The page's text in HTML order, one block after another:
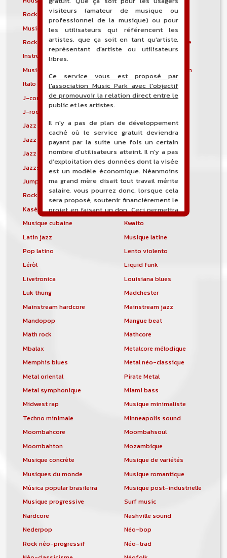
Rock indépendant
Indietronica
Musique industrielle
Metal industriel
Rock industriel
Musique instrumentale
Instrumental
Musique irlandaise
Rock progressif italien
Italo Disco
Italo house
J-core
J-pop
J-rock
Jazz blues
Jazz modal
Jazz Nouvelle-Orléans
Jazz punk
Jazz vocal
Jazz-funk
Jazzstep
Jersey club
Jump blues
Jump-up
Rock canadien
Kansas City blues
Kasékò
Kizomba
Musique cubaine
Kwaito
Latin jazz
Musique latine
Pop latino
Lento violento
Léròl
Liquid funk
Livetronica
Louisiana blues
Luk thung
Madchester
Mainstream hardcore
Mainstream jazz
Mandopop
Mangue beat
Math rock
Mathcore
Mbalax
Metalcore mélodique
Memphis blues
Metal néo-classique
Metal oriental
Pirate Metal
Metal symphonique
Miami bass
Midwest rap
Musique minimaliste
Techno minimale
Minneapolis sound
Moombahcore
Moombahsoul
Moombahton
Mozambique
Musique concrète
Musique de variétés
Musiques du monde
Musique romantique
Música popular brasileira
Musique post-industrielle
Musique progressive
Surf music
Nardcore
Nashville sound
Nederpop
Néo-bop
Rock néo-progressif
Néo-trad
visiteurs (amateur de musique ou
professionnel de la musique) ou pour
les utilisateurs qui référencent les
artistes, que ça soit en tant qu'artiste,
représentant d'artiste ou utilisateurs
libres.
Ce service vous est proposé par
l'association Music Park avec l'objectif
de promouvoir la relation direct entre le
public et les artistes.
Il n'y a pas de plan de développement
caché où le service gratuit deviendra
payant par la suite une fois un certain
nombre d'utilisateurs atteint. Il n'y a pas
d'exploitation des données dont la visée
est un modèle économique. Néanmoins
ma grand mère disait tout travail mérite
salaire, vous pourrez donc, lorsque cela
sera proposé, soutenir financièrement le
projet en faisant un don. Ceci permettra
de financer l'hébergement, le nom de
de développement du site, et peut-être
une campagne de communication. Il va
comptabilité sera totalement publique
visible directement sur le site.
Un nouveau service de petites annonces
pour musicien vous est proposé sur le
site. Ce service permet, lorsque vous
êtes musiciens ou un groupe, un
orchestre, DJ, etc... de chercher un/des